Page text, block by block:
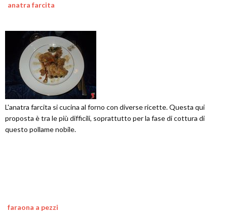
anatra farcita
L'anatra farcita si cucina al forno con diverse ricette. Questa qui
proposta è tra le più difficili, soprattutto per la fase di cottura di
questo pollame nobile.
faraona a pezzi